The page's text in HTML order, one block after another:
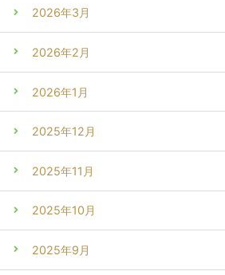
2026年3月
2026年2月
2026年1月
2025年12月
2025年11月
2025年10月
2025年9月